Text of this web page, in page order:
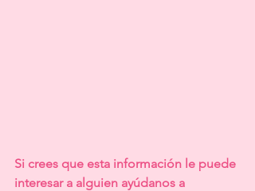
Si crees que esta información le puede
interesar a alguien ayúdanos a